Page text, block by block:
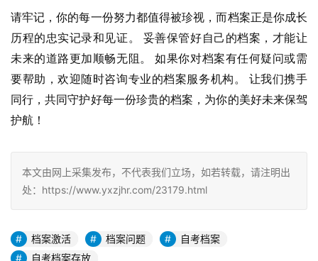
请牢记，你的每一份努力都值得被珍视，而档案正是你成长
历程的忠实记录和见证。 妥善保管好自己的档案，才能让
未来的道路更加顺畅无阻。 如果你对档案有任何疑问或需
要帮助，欢迎随时咨询专业的档案服务机构。 让我们携手
同行，共同守护好每一份珍贵的档案，为你的美好未来保驾
护航！
本文由网上采集发布，不代表我们立场，如若转载，请注明出
处：https://www.yxzjhr.com/23179.html
档案激活 档案问题
自考档案
自考档案存放